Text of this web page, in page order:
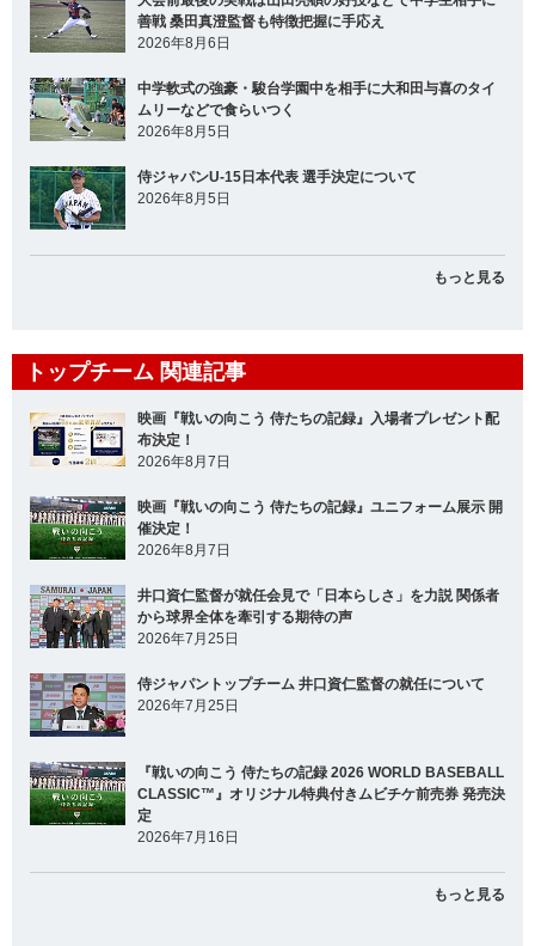
善戦 桑田真澄監督も特徴把握に手応え
2026年8月6日
中学軟式の強豪・駿台学園中を相手に大和田与喜のタイ
ムリーなどで食らいつく
2026年8月5日
侍ジャパンU-15日本代表 選手決定について
2026年8月5日
もっと見る
トップチーム 関連記事
映画『戦いの向こう 侍たちの記録』入場者プレゼント配
布決定！
2026年8月7日
映画『戦いの向こう 侍たちの記録』ユニフォーム展示 開
催決定！
2026年8月7日
井口資仁監督が就任会見で「日本らしさ」を力説 関係者
から球界全体を牽引する期待の声
2026年7月25日
侍ジャパントップチーム 井口資仁監督の就任について
2026年7月25日
『戦いの向こう 侍たちの記録 2026 WORLD BASEBALL
CLASSIC™』オリジナル特典付きムビチケ前売券 発売決
定
2026年7月16日
もっと見る